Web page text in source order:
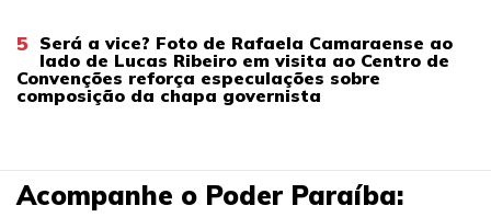
5 Será a vice? Foto de Rafaela Camaraense ao
lado de Lucas Ribeiro em visita ao Centro de
Convenções reforça especulações sobre
composição da chapa governista
Acompanhe o Poder Paraíba: